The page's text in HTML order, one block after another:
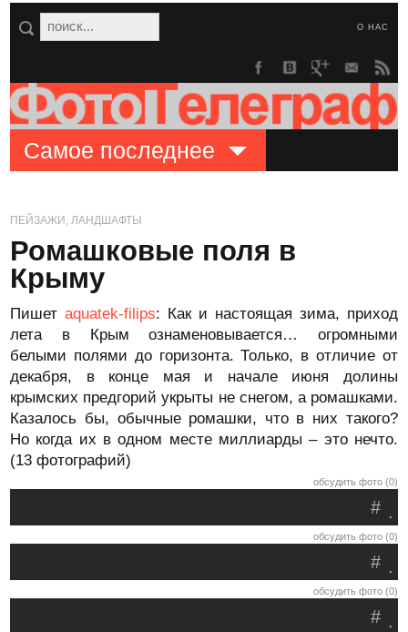
О НАС
Самое последнее
ПЕЙЗАЖИ, ЛАНДШАФТЫ
Ромашковые поля в
Крыму
Пишетaquatek-filips: Как и настоящая зима, приход
лета в Крым ознаменовывается… огромными
белыми полями до горизонта. Только, в отличие от
декабря, в конце мая и начале июня долины
крымских предгорий укрыты не снегом, а ромашками.
Казалось бы, обычные ромашки, что в них такого?
Но когда их в одном месте миллиарды – это нечто.
(13 фотографий)
обсудить фото (0)
.
#
обсудить фото (0)
.
#
обсудить фото (0)
.
#